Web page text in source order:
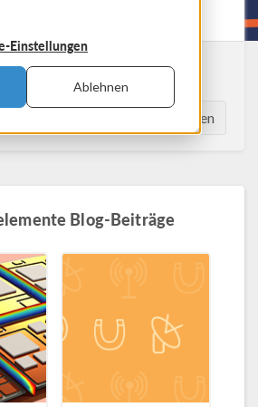
Einstellungen
Ablehnen
E-Mail erhalten
Suchen
Blog-Beiträge